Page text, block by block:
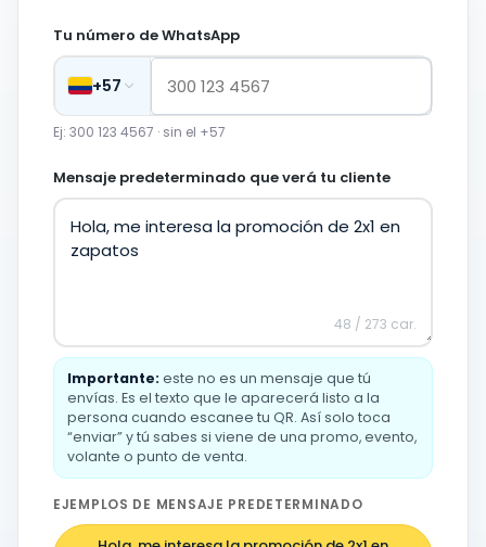
Tu número de WhatsApp
+57
Ej: 300 123 4567 · sin el +57
Mensaje predeterminado que verá tu cliente
48 / 273 car.
Importante: este no es un mensaje que tú
envías. Es el texto que le aparecerá listo a la
persona cuando escanee tu QR. Así solo toca
“enviar” y tú sabes si viene de una promo, evento,
volante o punto de venta.
EJEMPLOS DE MENSAJE PREDETERMINADO